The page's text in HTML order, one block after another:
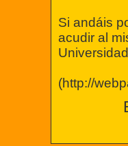
Si andáis
acudir al
(http://